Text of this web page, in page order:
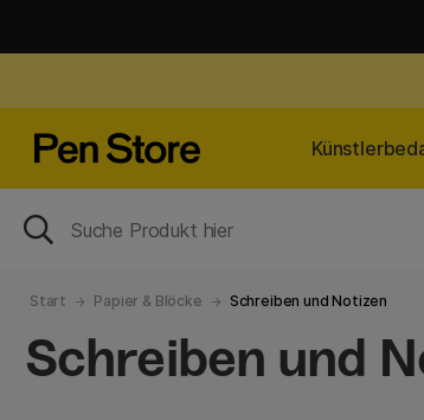
Start Papier & Blöcke Schreiben und Notizen
Schreiben und